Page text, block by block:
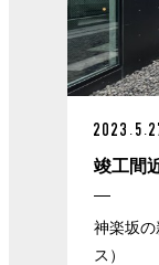
竣工間
神楽坂の
ス）